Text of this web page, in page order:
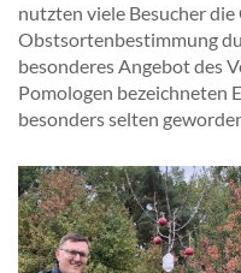
nutzten viele Besucher
Obstsortenbestimmung
besonderes Angebot des
Pomologen bezeichneten
besonders selten